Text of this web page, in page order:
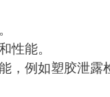
性能。
，例如塑胶泄露